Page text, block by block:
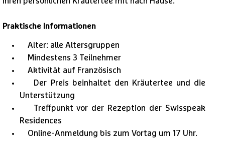
Praktische Informationen
Alter: alle Altersgruppen
Mindestens 3 Teilnehmer
Aktivität auf Französisch
Der Preis beinhaltet den Kräutertee und die
Unterstützung
Treffpunkt vor der Rezeption der Swisspeak
Residences
Online-Anmeldung bis zum Vortag um 17 Uhr.